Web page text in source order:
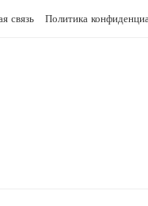
связь Политика